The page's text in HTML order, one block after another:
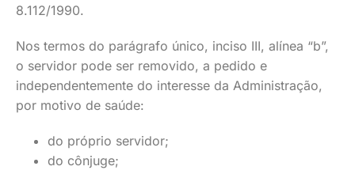
8.112/1990.
Nos termos do parágrafo único, inciso III, alínea “b”,
o servidor pode ser removido, a pedido e
independentemente do interesse da Administração,
por motivo de saúde:
do próprio servidor;
do cônjuge;